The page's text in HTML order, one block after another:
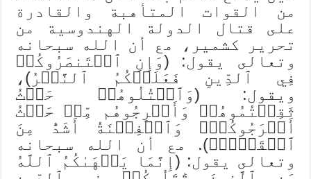
من القوات المتأهبة والقادرة
على قتال الدولة الهندوسية من
تحرير كشمير، مع أن الله سبحانه
وتعالى يقول: (وَإِنِ ٱسۡتَنصَرُوكُمۡ
فِي ٱلدِّينِ فَعَلَيۡكُمُ ٱلنَّصۡرُ)،
ويقول: (وَٱقۡتُلُوهُمۡ حَيۡثُ
ثَقِفۡتُمُوهُمۡ وَأَخۡرِجُوهُم مِّنۡ حَيۡثُ
أَخۡرَجُوكُمۡۚ وَٱلۡفِتۡنَةُ أَشَدُّ مِنَ
ٱلۡقَتۡلِۚ). مع أن الله سبحانه
وتعالى يقول: (إِنَّمَا يَنۡهَىٰكُمُ ٱللَّهُ